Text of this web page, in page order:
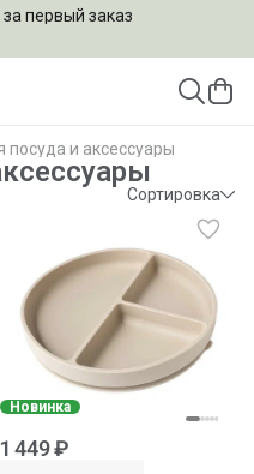
получи скидку 10%
посуда и аксессуары
Сортировка
Новинка
1 449 ₽